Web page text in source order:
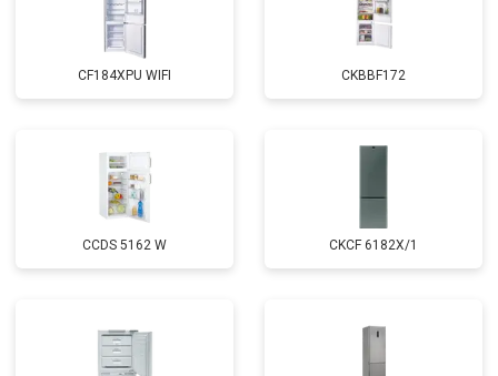
CF184XPU WIFI CKBBF172
CCDS 5162 W CKCF 6182X/1